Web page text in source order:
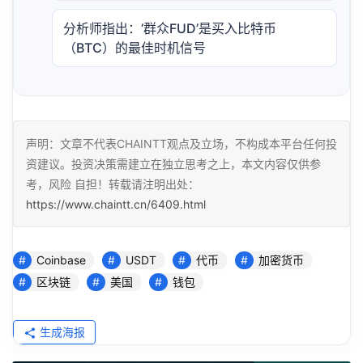
分析师指出：’群众FUD’是买入比特币
（BTC）的最佳时机信号
声明：文章不代表CHAINTT观点及立场，不构成本平台任何投
资建议。投资决策需建立在独立思考之上，本文内容仅供参
考，风险 自担！转载请注明出处：
https://www.chaintt.cn/6409.html
Coinbase USDT 代币
加密货币
区块链
美国 钱包
生成海报